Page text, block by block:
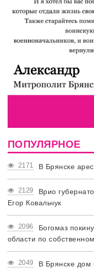
ПОПУЛЯРНОЕ
2171 В Брянске
2129
Врио
Егор Ковальчук
2096
Богомаз
области по
2049
В Брянске дом